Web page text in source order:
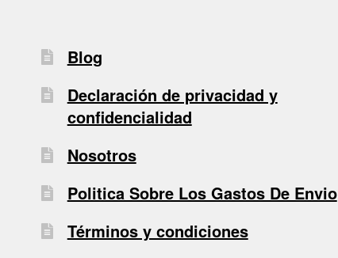
Blog
Declaración de privacidad y
confidencialidad
Nosotros
Politica Sobre Los Gastos De Envio
Términos y condiciones